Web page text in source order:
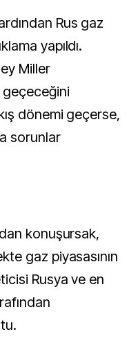
Rus gaz
yapıldı.
Miller
geçeceğini
dönemi geçerse,
sorunlar
konuşursak,
gaz piyasasının
Rusya ve en